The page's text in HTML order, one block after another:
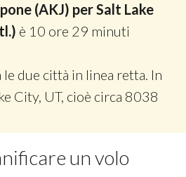
(AKJ) per Salt Lake
è 10 ore 29 minuti
due città in linea retta. In
City, UT, cioè circa 8038
un volo